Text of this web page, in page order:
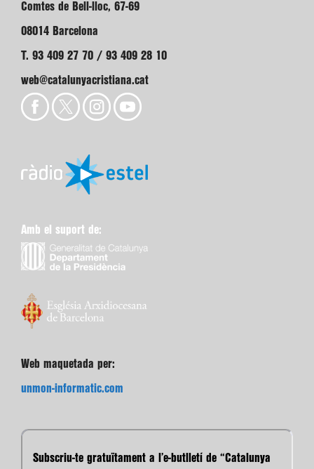
Comtes de Bell-lloc, 67-69
08014 Barcelona
T. 93 409 27 70 / 93 409 28 10
web@catalunyacristiana.cat
Amb el suport de:
Web maquetada per:
unmon-informatic.com
Subscriu-te gratuïtament a l’e-butlletí de “Catalunya